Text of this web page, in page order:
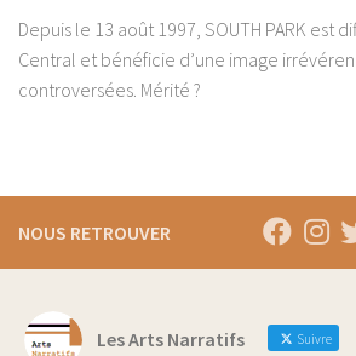
Depuis le 13 août 1997, SOUTH PARK est
Central et bénéficie d’une image
controversées. Mérité ?
NOUS RETROUVER
Les Arts Narratifs Suivre